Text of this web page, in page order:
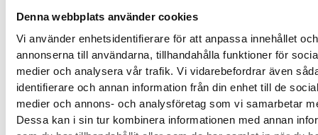
Denna webbplats använder cookies
Vi använder enhetsidentifierare för att anpassa innehållet och
annonserna till användarna, tillhandahålla funktioner för
medier och analysera vår trafik. Vi vidarebefordrar även
identifierare och annan information från din enhet till de
medier och annons- och analysföretag som vi samarbetar
Dessa kan i sin tur kombinera informationen med annan
Boka tid
Fler reparationer för samma